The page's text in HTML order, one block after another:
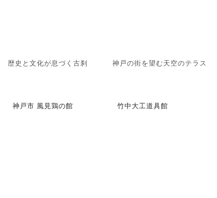
歴史と文化が息づく古刹 神戸の街を望む天空のテラス
神戸市 風見鶏の館 竹中大工道具館